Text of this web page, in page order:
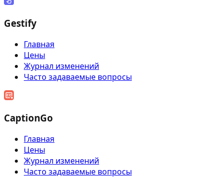
Gestify
Главная
Цены
Журнал изменений
Часто задаваемые вопросы
CaptionGo
Главная
Цены
Журнал изменений
Часто задаваемые вопросы